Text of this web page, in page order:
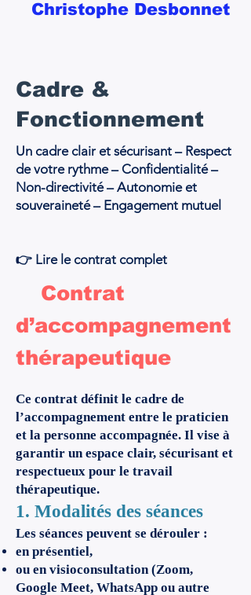
Christophe Desbonnet
Cadre &
Fonctionnement
Un cadre clair et sécurisant – Respect
de votre rythme – Confidentialité –
Non-directivité – Autonomie et
souveraineté – Engagement mutuel
👉 Lire le contrat complet
Contrat
d’accompagnement
thérapeutique
Ce contrat définit le cadre de
l’accompagnement entre le praticien
et la personne accompagnée. Il vise à
garantir un espace clair, sécurisant et
respectueux pour le travail
thérapeutique.
1. Modalités des séances
Les séances peuvent se dérouler :
en présentiel,
ou en visioconsultation (Zoom,
Google Meet, WhatsApp ou autre